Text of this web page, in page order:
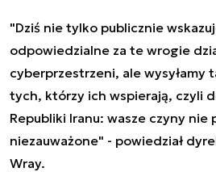
"Dziś nie tylko publicznie
odpowiedzialne za te wrogie
cyberprzestrzeni, ale wysyłamy
tych, którzy ich wspierają, czyli
Republiki Iranu: wasze czyny nie
niezauważone" - powiedział
Wray.